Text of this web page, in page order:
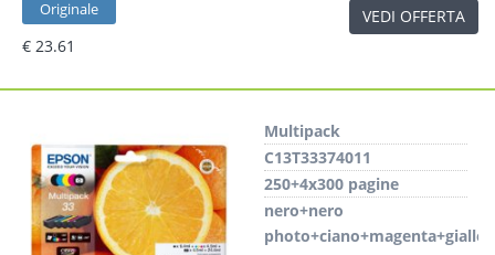
Originale
€ 23.61
VEDI OFFERTA
Multipack
C13T33374011
250+4x300 pagine
nero+nero
photo+ciano+magenta+giallo